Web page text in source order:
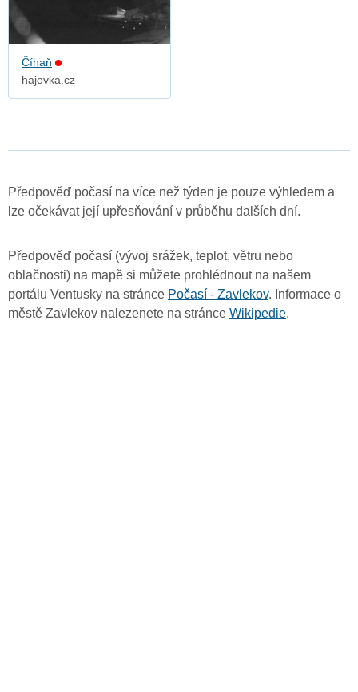
Číhaň
hajovka.cz
Předpověď počasí na více než týden je pouze výhledem a
lze očekávat její upřesňování v průběhu dalších dní.
Předpověď počasí (vývoj srážek, teplot, větru nebo
oblačnosti) na mapě si můžete prohlédnout na našem
portálu Ventusky na stránce Počasí - Zavlekov. Informace o
městě Zavlekov nalezenete na stránce Wikipedie.